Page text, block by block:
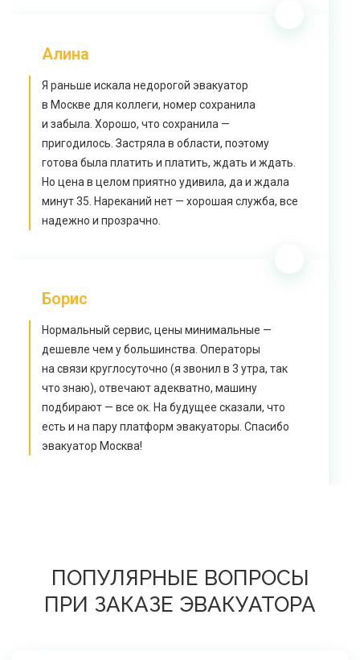
Алина
Я раньше искала недорогой эвакуатор
в Москве для коллеги, номер сохранила
и забыла. Хорошо, что сохранила —
пригодилось. Застряла в области, поэтому
готова была платить и платить, ждать и ждать.
Но цена в целом приятно удивила, да и ждала
минут 35. Нареканий нет — хорошая служба, все
надежно и прозрачно.
Борис
Нормальный сервис, цены минимальные —
дешевле чем у большинства. Операторы
на связи круглосуточно (я звонил в 3 утра, так
что знаю), отвечают адекватно, машину
подбирают — все ок. На будущее сказали, что
есть и на пару платформ эвакуаторы. Спасибо
эвакуатор Москва!
ПОПУЛЯРНЫЕ ВОПРОСЫ
ПРИ ЗАКАЗЕ ЭВАКУАТОРА